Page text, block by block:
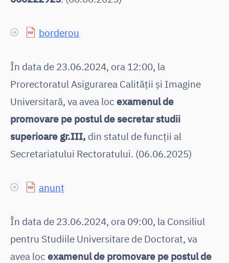
borderou
În data de 23.06.2024, ora 12:00, la
Prorectoratul Asigurarea Calității și Imagine
Universitară, va avea loc examenul de
promovare pe postul de secretar studii
superioare gr.III, din statul de funcții al
Secretariatului Rectoratului. (06.06.2025)
anunț
În data de 23.06.2024, ora 09:00, la Consiliul
pentru Studiile Universitare de Doctorat, va
avea loc examenul de promovare pe postul de